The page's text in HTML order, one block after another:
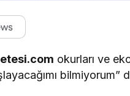
okurları ve
bilmiyorum”